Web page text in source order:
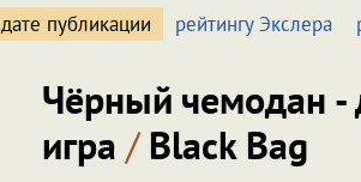
дате публикации рейтингу Экслера
Чёрный чемодан -
игра /Black Bag